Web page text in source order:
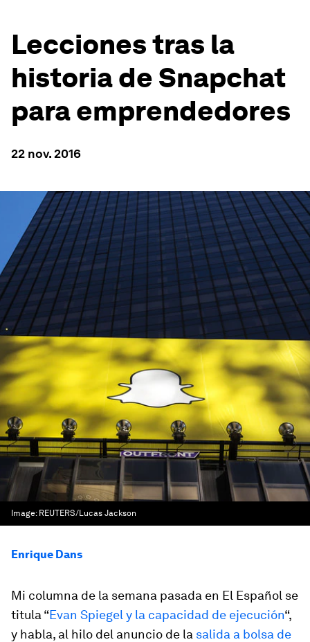
Lecciones tras la
historia de Snapchat
para emprendedores
22 nov. 2016
Image: REUTERS/Lucas Jackson
Enrique Dans
Mi columna de la semana pasada en El Español se
titula “Evan Spiegel y la capacidad de ejecución“,
y habla, al hilo del anuncio de la salida a bolsa de